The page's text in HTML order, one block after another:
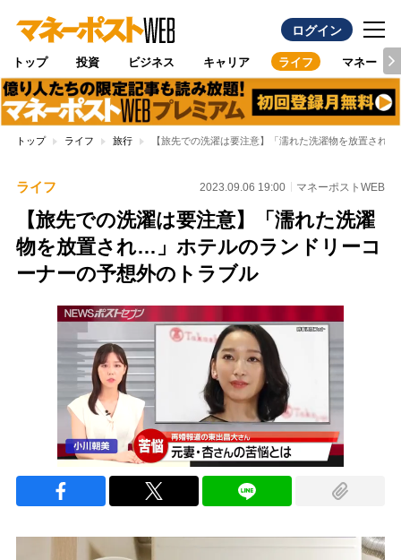
ログイン
トップ 投資 ビジネス キャリア ライフ マネー
トップ ライフ 旅行 【旅先での洗濯は要注意】「濡れた洗濯物を放置され
ライフ 2023.09.06 19:00 マネーポストWEB
【旅先での洗濯は要注意】「濡れた洗濯
物を放置され…」ホテルのランドリーコ
ーナーの予想外のトラブル